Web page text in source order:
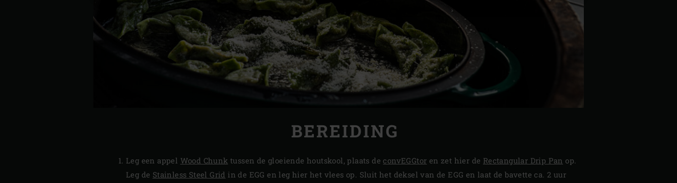
BEREIDING
Leg een appel Wood Chunk tussen de gloeiende houtskool, plaats de convEGGtor en zet hier de Rectangular Drip Pan op.
Leg de Stainless Steel Grid in de EGG en leg hier het vlees op. Sluit het deksel van de EGG en laat de bavette ca. 2 uur